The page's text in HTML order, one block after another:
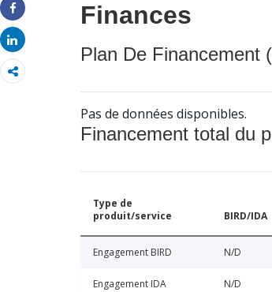
Share
Share
Finances
Plan De Financement
Pas de données disponibles.
Financement total du
Type de
produit/service
BIRD/IDA
Engagement BIRD N/D
Engagement IDA N/D